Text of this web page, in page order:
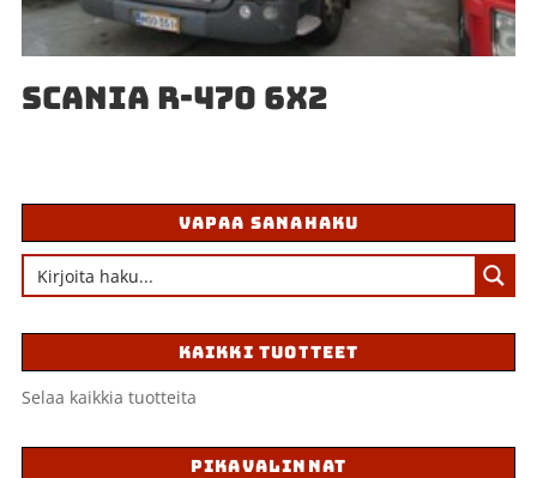
SCANIA R-470 6X2
VAPAA SANAHAKU
KAIKKI TUOTTEET
Selaa kaikkia tuotteita
PIKAVALINNAT